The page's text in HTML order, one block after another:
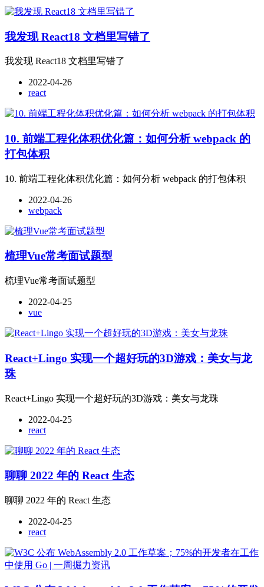
我发现 React18 文档里写错了
我发现 React18 文档里写错了
2022-04-26
react
10. 前端工程化体积优化篇：如何分析 webpack 的
打包体积
10. 前端工程化体积优化篇：如何分析 webpack 的打包体积
2022-04-26
webpack
梳理Vue常考面试题型
梳理Vue常考面试题型
2022-04-25
vue
React+Lingo 实现一个超好玩的3D游戏：美女与龙
珠
React+Lingo 实现一个超好玩的3D游戏：美女与龙珠
2022-04-25
react
聊聊 2022 年的 React 生态
聊聊 2022 年的 React 生态
2022-04-25
react